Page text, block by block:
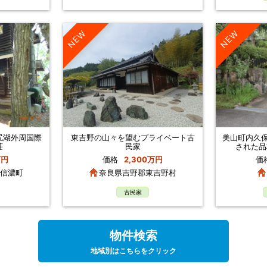
湖外周国際
濃町
東吉野の山々を望むプライベート古
民家
価格
2,300万円
NEW
奈良県吉野郡東吉野村
古民家
美山町内久
された
価
NEW
物件検索
地域別はこちらをクリック